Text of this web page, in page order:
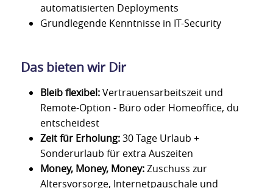
automatisierten Deployments
Grundlegende Kenntnisse in IT-Security
Das bieten wir Dir
Bleibflexibel:Vertrauensarbeitszeit und
Remote-Option - Büro oder Homeoffice, du
entscheidest
Zeit für Erholung:30 Tage Urlaub +
Sonderurlaub für extra Auszeiten
Money, Money, Money:Zuschuss zur
Altersvorsorge, Internetpauschale und